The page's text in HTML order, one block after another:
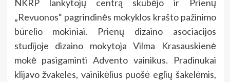
NKRP lankytojų centrą skubėjo ir Prienų
„Revuonos“ pagrindinės mokyklos krašto pažinimo
būrelio mokiniai. Prienų dizaino asociacijos
studijoje dizaino mokytoja Vilma Krasauskienė
mokė pasigaminti Advento vainikus. Pradinukai
klijavo žvakeles, vainikėlius puošė eglių šakelėmis,